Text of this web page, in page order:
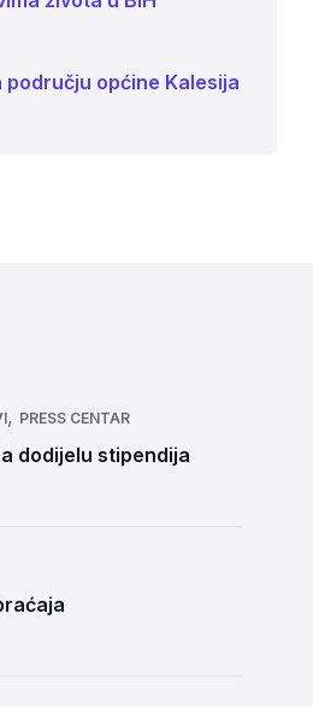
području općine Kalesija
, PRESS CENTAR
dodijelu stipendija